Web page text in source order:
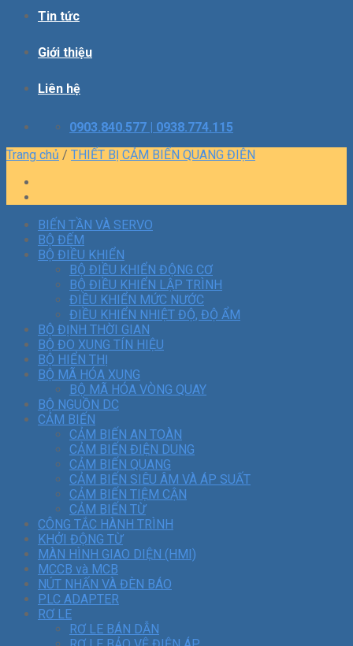
Tin tức
Giới thiệu
Liên hệ
0903.840.577 | 0938.774.115
Trang chủ / THIẾT BỊ CẢM BIẾN QUANG ĐIỆN
BIẾN TẦN VÀ SERVO
BỘ ĐẾM
BỘ ĐIỀU KHIỂN
BỘ ĐIỀU KHIỂN ĐỘNG CƠ
BỘ ĐIỀU KHIỂN LẬP TRÌNH
ĐIỀU KHIỂN MỨC NƯỚC
ĐIỀU KHIỂN NHIỆT ĐỘ, ĐỘ ẨM
BỘ ĐỊNH THỜI GIAN
BỘ ĐO XUNG TÍN HIỆU
BỘ HIỂN THỊ
BỘ MÃ HÓA XUNG
BỘ MÃ HÓA VÒNG QUAY
BỘ NGUỒN DC
CẢM BIẾN
CẢM BIẾN AN TOÀN
CẢM BIẾN ĐIỆN DUNG
CẢM BIẾN QUANG
CẢM BIẾN SIÊU ÂM VÀ ÁP SUẤT
CẢM BIẾN TIỆM CẬN
CẢM BIẾN TỪ
CÔNG TẮC HÀNH TRÌNH
KHỞI ĐỘNG TỪ
MÀN HÌNH GIAO DIỆN (HMI)
MCCB và MCB
NÚT NHẤN VÀ ĐÈN BÁO
PLC ADAPTER
RƠ LE
RƠ LE BÁN DẪN